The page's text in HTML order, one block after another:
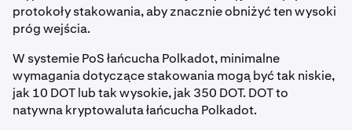
protokoły stakowania, aby znacznie obniżyć ten wysoki
próg wejścia.
W systemie PoS łańcucha Polkadot, minimalne
wymagania dotyczące stakowania mogą być tak niskie,
jak 10 DOT lub tak wysokie, jak 350 DOT. DOT to
natywna kryptowaluta łańcucha Polkadot.